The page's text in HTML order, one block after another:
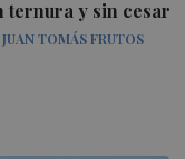
ternura y sin cesar
JUAN TOMÁS FRUTOS